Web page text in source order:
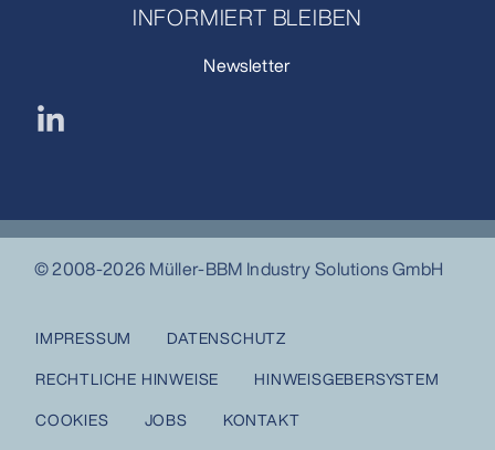
INFORMIERT BLEIBEN
Newsletter
© 2008-2026 Müller-BBM Industry Solutions GmbH
IMPRESSUM
DATENSCHUTZ
RECHTLICHE HINWEISE
HINWEISGEBERSYSTEM
COOKIES
JOBS KONTAKT